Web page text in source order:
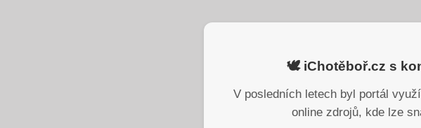
🕊️ iChotěboř.cz s
V posledních letech byl portál
online zdrojů, kde lze